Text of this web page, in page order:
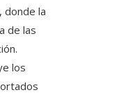
donde la
de las
los